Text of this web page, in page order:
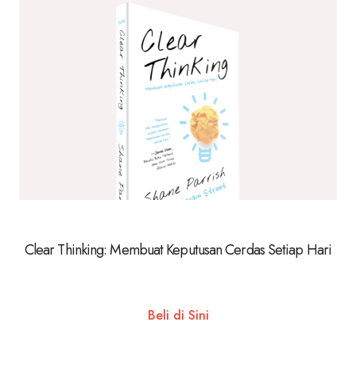
Clear Thinking: Membuat Keputusan Cerdas Setiap Hari
Beli di Sini